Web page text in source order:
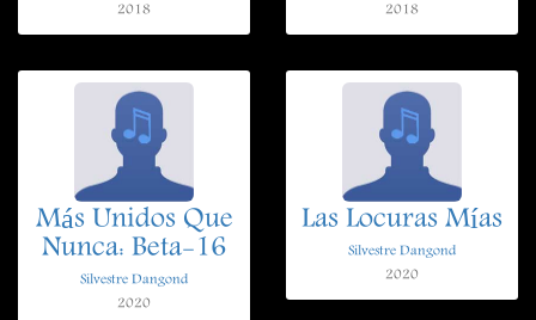
2018
2018
Más Unidos Que
Nunca: Beta-16
Silvestre Dangond
2020
Las Locuras Mías
Silvestre Dangond
2020